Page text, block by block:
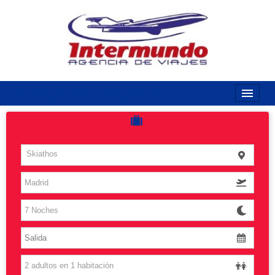
Costas
Vuelos
Islas
Caribe
Grandes Viajes
Skiathos